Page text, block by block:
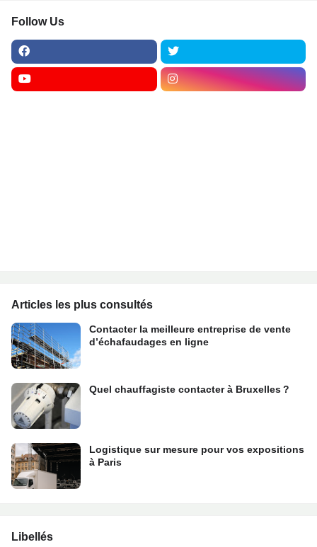
Follow Us
Articles les plus consultés
Contacter la meilleure entreprise de vente
d’échafaudages en ligne
Quel chauffagiste contacter à Bruxelles ?
Logistique sur mesure pour vos expositions
à Paris
Libellés